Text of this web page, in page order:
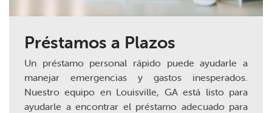
Préstamos a Plazos
Un préstamo personal rápido puede ayudarle a
manejar emergencias y gastos inesperados.
Nuestro equipo en Louisville, GA está listo para
ayudarle a encontrar el préstamo adecuado para